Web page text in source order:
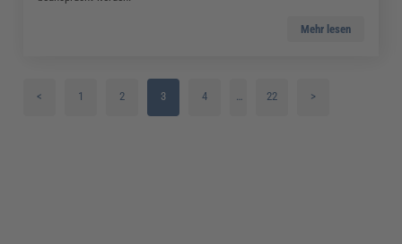
Mehr lesen
< 1 2 3 4 … 22 >